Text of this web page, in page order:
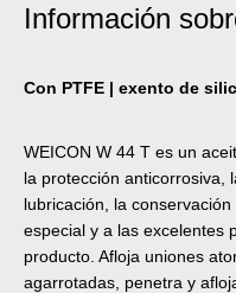
Información
Con PTFE | exento de
WEICON W 44 T es un
la protección anticorrosiva,
lubricación, la
especial y a las excelentes
producto. Afloja uniones
agarrotadas, penetra y